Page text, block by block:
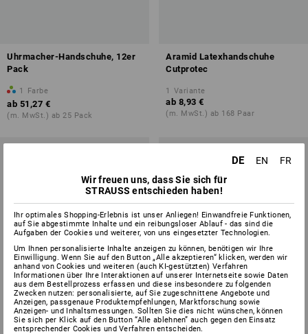
Uhrmacher-Handschuhe, 12er
Pack
1 Farbe
ab 51,27 €
(m. MwSt.) ab 25 Pack
Aramid Latexhandschuhe
Cutprotec
1 Variante
ab 8,93 €
(m. MwSt.) ab 168 Paar
DE EN
FR
Wir freuen uns, dass Sie sich für
STRAUSS entschieden haben!
Ihr optimales Shopping-Erlebnis ist unser Anliegen! Einwandfreie Funktionen,
auf Sie abgestimmte Inhalte und ein reibungsloser Ablauf - das sind die
Aufgaben der Cookies und weiterer, von uns eingesetzter Technologien.
Um Ihnen personalisierte Inhalte anzeigen zu können, benötigen wir Ihre
Einwilligung. Wenn Sie auf den Button „Alle akzeptieren“ klicken, werden wir
anhand von Cookies und weiteren (auch KI-gestützten) Verfahren
Informationen über Ihre Interaktionen auf unserer Internetseite sowie Daten
aus dem Bestellprozess erfassen und diese insbesondere zu folgenden
Zwecken nutzen: personalisierte, auf Sie zugeschnittene Angebote und
Anzeigen, passgenaue Produktempfehlungen, Marktforschung sowie
Anzeigen- und Inhaltsmessungen. Sollten Sie dies nicht wünschen, können
Sie sich per Klick auf den Button “Alle ablehnen” auch gegen den Einsatz
entsprechender Cookies und Verfahren entscheiden.